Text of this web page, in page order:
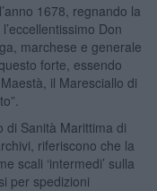
1678, regnando la
Don
marchese e generale
forte, essendo
il Maresciallo di
di Sanità Marittima di
riferiscono che la
scali ‘intermedi’ sulla
per spedizioni